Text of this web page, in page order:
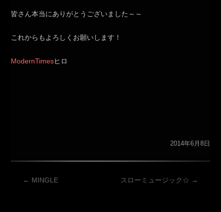
皆さん本当にありがとうございました～～
これからもよろしくお願いします！
ModernTimesヒロ
2014年6月8日
投
← MINGLE スローミュージック☆ →